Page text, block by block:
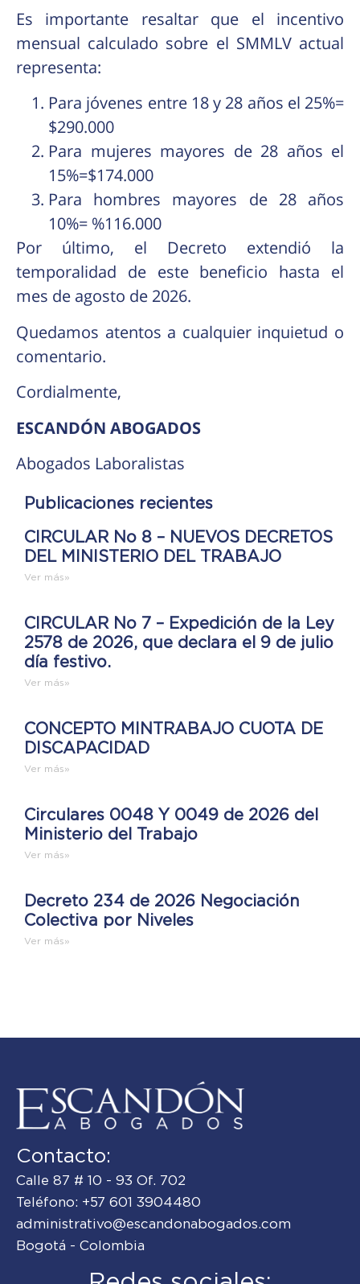
Es importante resaltar que el incentivo
mensual calculado sobre el SMMLV actual
representa:
Para jóvenes entre 18 y 28 años el 25%=
$290.000
Para mujeres mayores de 28 años el
15%=$174.000
Para hombres mayores de 28 años
10%= %116.000
Por último, el Decreto extendió la
temporalidad de este beneficio hasta el
mes de agosto de 2026.
Quedamos atentos a cualquier inquietud o
comentario.
Cordialmente,
ESCANDÓN ABOGADOS
Abogados Laboralistas
Publicaciones recientes
CIRCULAR No 8 – NUEVOS DECRETOS
DEL MINISTERIO DEL TRABAJO
Ver más»
CIRCULAR No 7 – Expedición de la Ley
2578 de 2026, que declara el 9 de julio
día festivo.
Ver más»
CONCEPTO MINTRABAJO CUOTA DE
DISCAPACIDAD
Ver más»
Circulares 0048 Y 0049 de 2026 del
Ministerio del Trabajo
Ver más»
Decreto 234 de 2026 Negociación
Colectiva por Niveles
Ver más»
Contacto:
Calle 87 # 10 - 93 Of. 702
Teléfono: +57 601 3904480
administrativo@escandonabogados.com
Bogotá - Colombia